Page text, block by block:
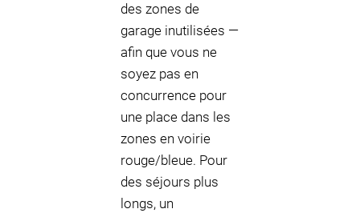
des zones de
garage inutilisées —
afin que vous ne
soyez pas en
concurrence pour
une place dans les
zones en voirie
rouge/bleue. Pour
des séjours plus
longs, un